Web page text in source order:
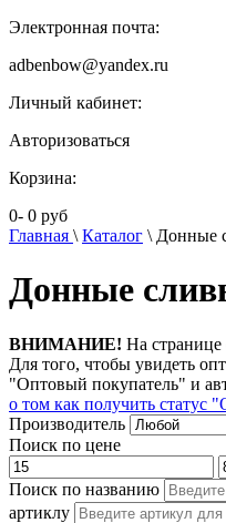
Электронная почта:
adbenbow@yandex.ru
Личный кабинет:
Авторизоваться
Корзина:
0- 0 руб
Главная \ Каталог \ Донные
Донные
ВНИМАНИЕ! На
Для того, чтобы увидеть
"Оптовый покупатель" и
о том как получить статус
Производитель
Поиск по цене
Поиск по названию
артиклу